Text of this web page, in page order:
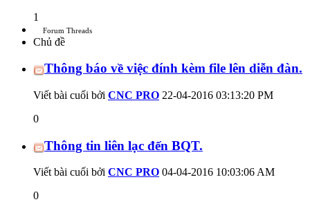
1
Forum Threads
Chủ đề
Thông báo về việc đính kèm file lên diễn đàn.
Viết bài cuối bởi CNC PRO 22-04-2016 03:13:20 PM
0
Thông tin liên lạc đến BQT.
Viết bài cuối bởi CNC PRO 04-04-2016 10:03:06 AM
0